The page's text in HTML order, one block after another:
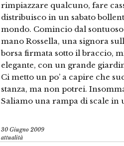
rimpiazzare qualcuno, fare
distribuisco in un sabato
mondo. Comincio dal
mano Rossella, una signora
borsa firmata sotto il braccio,
elegante, con un grande
Ci metto un po’ a capire che
stanza, ma non potrei.
Saliamo una rampa di scale in
30 Giugno 2009
attualità